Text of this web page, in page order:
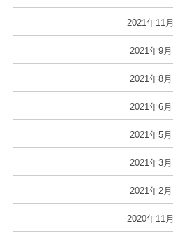
2021年11月
2021年9月
2021年8月
2021年6月
2021年5月
2021年3月
2021年2月
2020年11月